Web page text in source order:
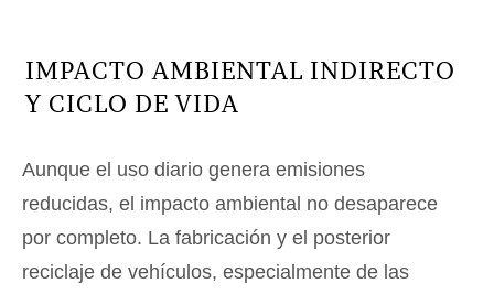
IMPACTO AMBIENTAL INDIRECTO
Y CICLO DE VIDA
Aunque el uso diario genera emisiones
reducidas, el impacto ambiental no desaparece
por completo. La fabricación y el posterior
reciclaje de vehículos, especialmente de las